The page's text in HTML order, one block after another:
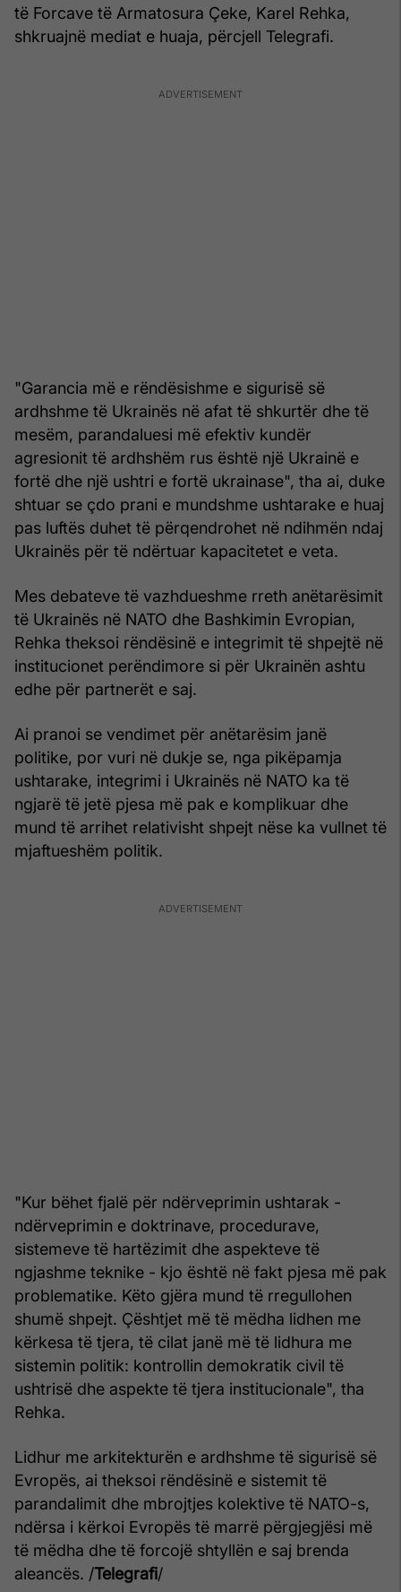
të Forcave të Armatosura Çeke, Karel Rehka,
shkruajnë mediat e huaja, përcjell Telegrafi.
"Garancia më e rëndësishme e sigurisë së
ardhshme të Ukrainës në afat të shkurtër dhe të
mesëm, parandaluesi më efektiv kundër
agresionit të ardhshëm rus është një Ukrainë e
fortë dhe një ushtri e fortë ukrainase", tha ai, duke
shtuar se çdo prani e mundshme ushtarake e huaj
pas luftës duhet të përqendrohet në ndihmën ndaj
Ukrainës për të ndërtuar kapacitetet e veta.
Mes debateve të vazhdueshme rreth anëtarësimit
të Ukrainës në NATO dhe Bashkimin Evropian,
Rehka theksoi rëndësinë e integrimit të shpejtë në
institucionet perëndimore si për Ukrainën ashtu
edhe për partnerët e saj.
Ai pranoi se vendimet për anëtarësim janë
politike, por vuri në dukje se, nga pikëpamja
ushtarake, integrimi i Ukrainës në NATO ka të
ngjarë të jetë pjesa më pak e komplikuar dhe
mund të arrihet relativisht shpejt nëse ka vullnet të
mjaftueshëm politik.
"Kur bëhet fjalë për ndërveprimin ushtarak -
ndërveprimin e doktrinave, procedurave,
sistemeve të hartëzimit dhe aspekteve të
ngjashme teknike - kjo është në fakt pjesa më pak
problematike. Këto gjëra mund të rregullohen
shumë shpejt. Çështjet më të mëdha lidhen me
kërkesa të tjera, të cilat janë më të lidhura me
sistemin politik: kontrollin demokratik civil të
ushtrisë dhe aspekte të tjera institucionale", tha
Rehka.
Lidhur me arkitekturën e ardhshme të sigurisë së
Evropës, ai theksoi rëndësinë e sistemit të
parandalimit dhe mbrojtjes kolektive të NATO-s,
ndërsa i kërkoi Evropës të marrë përgjegjësi më
të mëdha dhe të forcojë shtyllën e saj brenda
aleancës. /Telegrafi/